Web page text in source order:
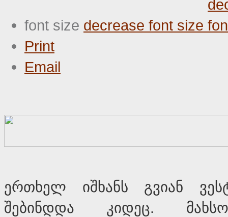
font size decrease font size
Print
Email
ერთხელ იშხანს გვიან
შებინდდა კიდეც.